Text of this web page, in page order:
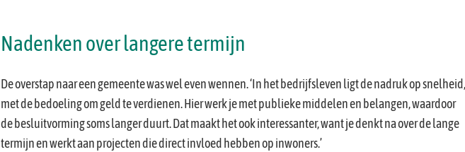
Nadenken over langere termijn
De overstap naar een gemeente was wel even wennen. ‘In het bedrijfsleven ligt de nadruk op snelheid,
met de bedoeling om geld te verdienen. Hier werk je met publieke middelen en belangen, waardoor
de besluitvorming soms langer duurt. Dat maakt het ook interessanter, want je denkt na over de lange
termijn en werkt aan projecten die direct invloed hebben op inwoners.’